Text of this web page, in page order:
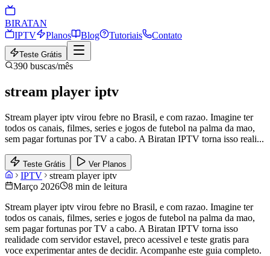
BIRATAN
IPTV
Planos Blog Tutoriais Contato
Teste Grátis
390 buscas/mês
stream player iptv
Stream player iptv virou febre no Brasil, e com razao. Imagine ter
todos os canais, filmes, series e jogos de futebol na palma da mao,
sem pagar fortunas por TV a cabo. A Biratan IPTV torna isso reali...
Teste Grátis Ver Planos
IPTV
stream player iptv
Março 2026
8 min de leitura
Stream player iptv virou febre no Brasil, e com razao. Imagine ter
todos os canais, filmes, series e jogos de futebol na palma da mao,
sem pagar fortunas por TV a cabo. A Biratan IPTV torna isso
realidade com servidor estavel, preco acessivel e teste gratis para
voce experimentar antes de decidir. Acompanhe este guia completo.